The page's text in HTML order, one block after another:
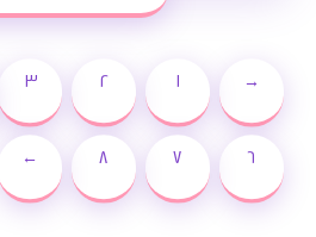
→ ١ ٢ ٣
٦ ٧ ٨ ←